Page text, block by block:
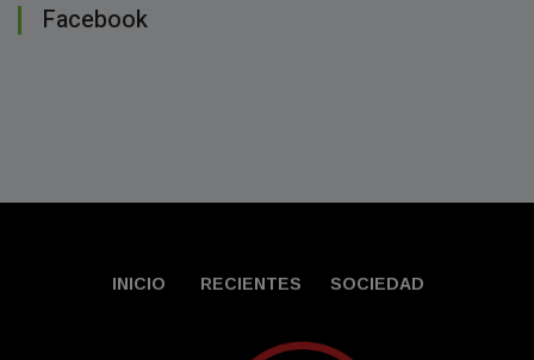
Facebook
INICIO RECIENTES SOCIEDAD